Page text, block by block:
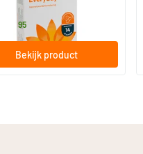
.95
Bekijk product